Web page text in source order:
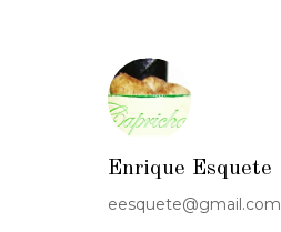
Enrique Esquete
eesquete@gmail.com